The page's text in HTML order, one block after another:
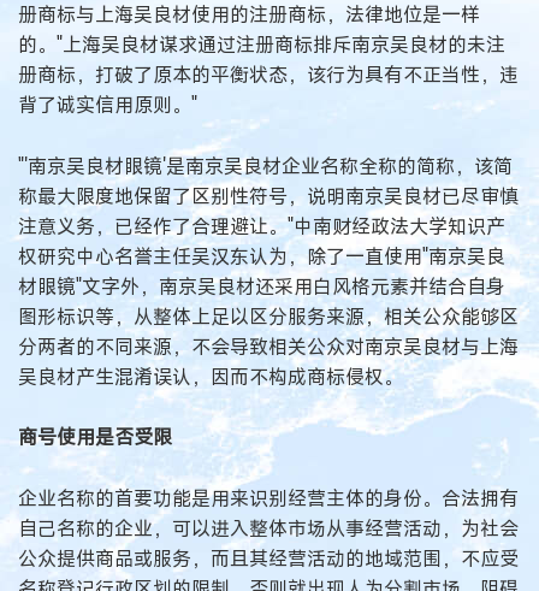
册商标与上海吴良材使用的注册商标，法律地位是一样
的。"上海吴良材谋求通过注册商标排斥南京吴良材的未注
册商标，打破了原本的平衡状态，该行为具有不正当性，违
背了诚实信用原则。"
"'南京吴良材眼镜'是南京吴良材企业名称全称的简称，该简
称最大限度地保留了区别性符号，说明南京吴良材已尽审慎
注意义务，已经作了合理避让。"中南财经政法大学知识产
权研究中心名誉主任吴汉东认为，除了一直使用"南京吴良
材眼镜"文字外，南京吴良材还采用白风格元素并结合自身
图形标识等，从整体上足以区分服务来源，相关公众能够区
分两者的不同来源，不会导致相关公众对南京吴良材与上海
吴良材产生混淆误认，因而不构成商标侵权。
商号使用是否受限
企业名称的首要功能是用来识别经营主体的身份。合法拥有
自己名称的企业，可以进入整体市场从事经营活动，为社会
公众提供商品或服务，而且其经营活动的地域范围，不应受